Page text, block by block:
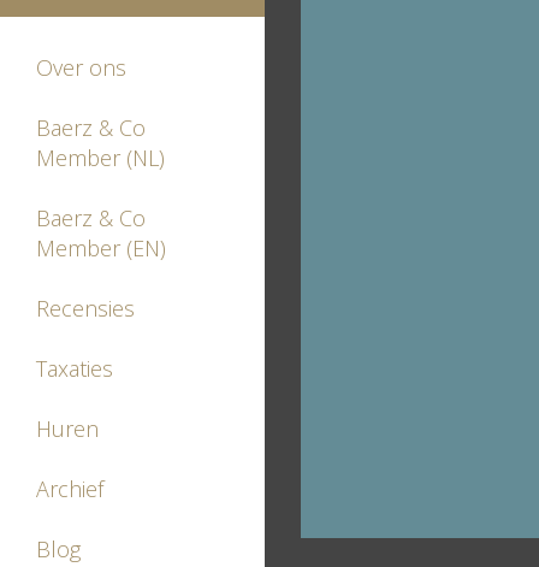
Over ons
Baerz & Co
Member (NL)
Baerz & Co
Member (EN)
Recensies
Taxaties
Huren
Archief
Blog